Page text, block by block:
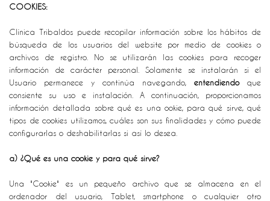
COOKIES:
Clínica Tribaldos puede recopilar información sobre los hábitos de
búsqueda de los usuarios del website por medio de cookies o
archivos de registro. No se utilizarán las cookies para recoger
información de carácter personal. Solamente se instalarán si el
Usuario permanece y continúa navegando, entendiendoque
consiente su uso e instalación. A continuación, proporcionamos
información detallada sobre qué es una ookie, para qué sirve, qué
tipos de cookies utilizamos, cuáles son sus finalidades y cómo puede
configurarlas o deshabilitarlas si así lo desea.
a) ¿Qué es una cookie y para qué sirve?
Una "Cookie" es un pequeño archivo que se almacena en el
ordenador del usuario, Tablet, smartphone o cualquier otro